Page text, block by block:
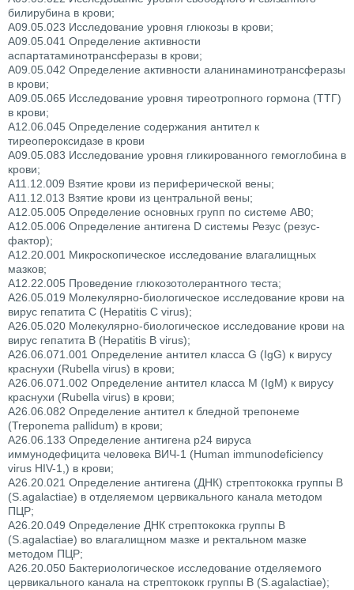
билирубина в крови;
A09.05.023 Исследование уровня глюкозы в крови;
A09.05.041 Определение активности
аспартатаминотрансферазы в крови;
A09.05.042 Определение активности аланинаминотрансферазы
в крови;
A09.05.065 Исследование уровня тиреотропного гормона (ТТГ)
в крови;
A12.06.045 Определение содержания антител к
тиреопероксидазе в крови
A09.05.083 Исследование уровня гликированного гемоглобина в
крови;
A11.12.009 Взятие крови из периферической вены;
A11.12.013 Взятие крови из центральной вены;
A12.05.005 Определение основных групп по системе AB0;
A12.05.006 Определение антигена D системы Резус (резус-
фактор);
A12.20.001 Микроскопическое исследование влагалищных
мазков;
A12.22.005 Проведение глюкозотолерантного теста;
A26.05.019 Молекулярно-биологическое исследование крови на
вирус гепатита C (Hepatitis C virus);
A26.05.020 Молекулярно-биологическое исследование крови на
вирус гепатита B (Hepatitis B virus);
A26.06.071.001 Определение антител класса G (IgG) к вирусу
краснухи (Rubella virus) в крови;
A26.06.071.002 Определение антител класса M (IgM) к вирусу
краснухи (Rubella virus) в крови;
A26.06.082 Определение антител к бледной трепонеме
(Treponema pallidum) в крови;
A26.06.133 Определение антигена p24 вируса
иммунодефицита человека ВИЧ-1 (Human immunodeficiency
virus HIV-1,) в крови;
A26.20.021 Определение антигена (ДНК) стрептококка группы B
(S.agalactiae) в отделяемом цервикального канала методом
ПЦР;
A26.20.049 Определение ДНК стрептококка группы B
(S.agalactiae) во влагалищном мазке и ректальном мазке
методом ПЦР;
A26.20.050 Бактериологическое исследование отделяемого
цервикального канала на стрептококк группы B (S.agalactiae);